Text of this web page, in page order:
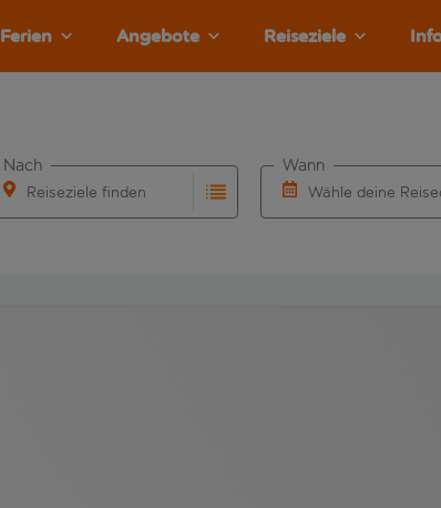
Ferien Angebote Reiseziele
Reiseziele finden
Nach
Wähle deine
Wann